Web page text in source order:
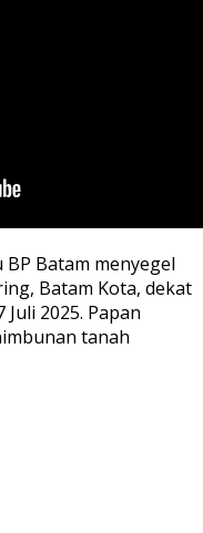
Batam menyegel
Batam Kota, dekat
2025. Papan
tanah